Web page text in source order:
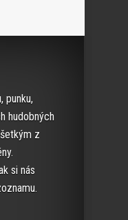
punku,
hudobných
z
si nás